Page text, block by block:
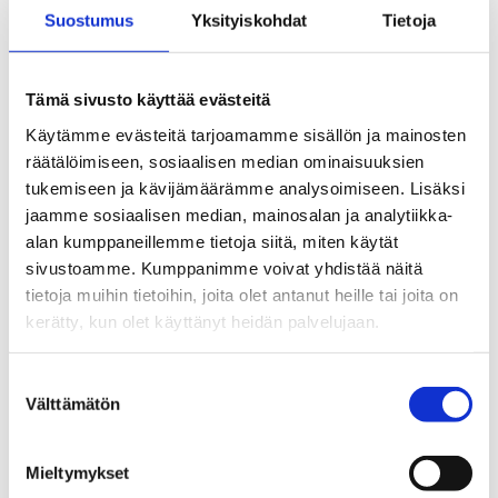
Suostumus Yksityiskohdat Tietoja
Tämä sivusto käyttää evästeitä
Käytämme evästeitä tarjoamamme sisällön ja mainosten
räätälöimiseen, sosiaalisen median ominaisuuksien
tukemiseen ja kävijämäärämme analysoimiseen. Lisäksi
jaamme sosiaalisen median, mainosalan ja analytiikka-
alan kumppaneillemme tietoja siitä, miten käytät
sivustoamme. Kumppanimme voivat yhdistää näitä
tietoja muihin tietoihin, joita olet antanut heille tai joita on
kerätty, kun olet käyttänyt heidän palvelujaan.
valinta
Välttämätön
Mieltymykset
lähetetään tietoiskua edeltävänä päivänä.
Lisätietoja: